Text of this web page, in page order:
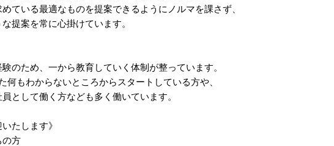
ている最適なものを提案できるようにノルマを課さず、
提案を常に心掛けています。
のため、一から教育していく体制が整っています。
何もわからないところからスタートしている方や、
として働く方なども多く働いています。
たします》
の方